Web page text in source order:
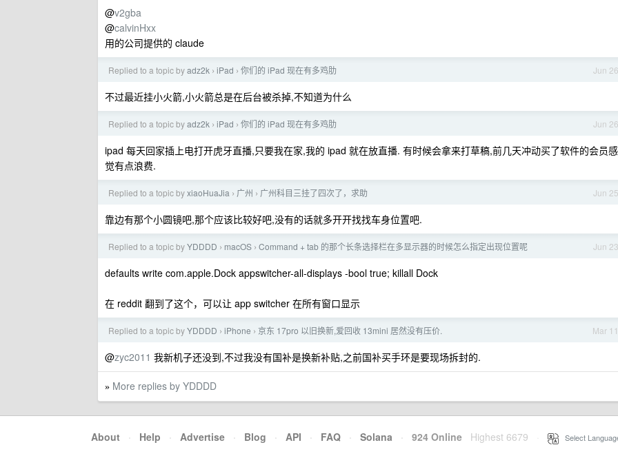
@v2gba
@calvinHxx
用的公司提供的 claude
Jun 26
Replied to a topic byadz2k › iPad › 你们的 iPad 现在有多鸡肋
不过最近挂小火箭,小火箭总是在后台被杀掉,不知道为什么
Jun 26
Replied to a topic byadz2k › iPad › 你们的 iPad 现在有多鸡肋
ipad 每天回家插上电打开虎牙直播,只要我在家,我的 ipad 就在放直播. 有时候会拿来打草稿,前几天冲动买了软件的会员感
觉有点浪费.
Jun 25
Replied to a topic byxiaoHuaJia › 广州 › 广州科目三挂了四次了，求助
靠边有那个小圆镜吧,那个应该比较好吧,没有的话就多开开找找车身位置吧.
Jun 23
Replied to a topic byYDDDD › macOS › Command + tab 的那个长条选择栏在多显示器的时候怎么指定出现位置呢
defaults write com.apple.Dock appswitcher-all-displays -bool true; killall Dock
在 reddit 翻到了这个，可以让 app switcher 在所有窗口显示
Mar 11
Replied to a topic byYDDDD › iPhone › 京东 17pro 以旧换新,爱回收 13mini 居然没有压价.
@zyc2011 我新机子还没到,不过我没有国补是换新补贴,之前国补买手环是要现场拆封的.
» More replies by YDDDD
About · Help · Advertise · Blog · API · FAQ · Solana · 924 Online Highest 6679 Select